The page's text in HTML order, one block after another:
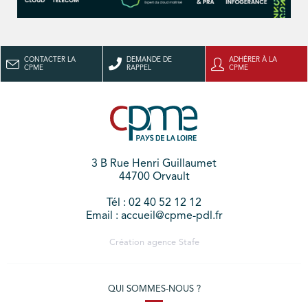
CONTACTER LA
CPME
DEMANDE DE
RAPPEL
ADHÉRER À LA
CPME
3 B Rue Henri Guillaumet
44700 Orvault
Tél : 02 40 52 12 12
Email : accueil@cpme-pdl.fr
Création agence Stafe
QUI SOMMES-NOUS ?